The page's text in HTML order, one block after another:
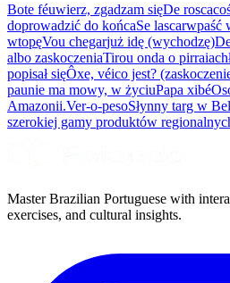
Bote féuwierz, zgadzam sięDe rosca
doprowadzić do końcaSe lascarwpaść
wtopęVou chegarjuż idę (wychodzę)
albo zaskoczeniaTirou onda o pirraia
popisał sięÔxe, véico jest?
paunie ma mowy, w życiuPapa xibé
Amazonii.Ver-o-pesoSłynny targ w
szerokiej gamy produktów
Master Brazilian Portuguese with
exercises, and cultural insights.